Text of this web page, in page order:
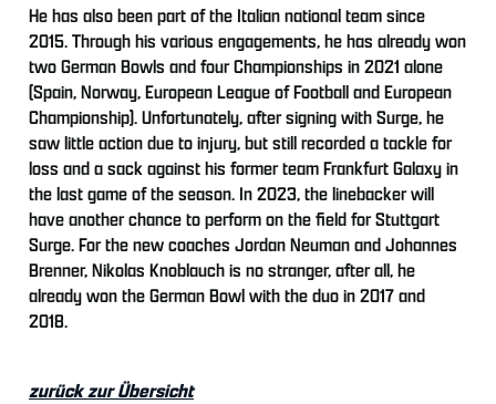
He has also been part of the Italian national team since
2015. Through his various engagements, he has already won
two German Bowls and four Championships in 2021 alone
(Spain, Norway, European League of Football and European
Championship). Unfortunately, after signing with Surge, he
saw little action due to injury, but still recorded a tackle for
loss and a sack against his former team Frankfurt Galaxy in
the last game of the season. In 2023, the linebacker will
have another chance to perform on the field for Stuttgart
Surge. For the new coaches Jordan Neuman and Johannes
Brenner, Nikolas Knoblauch is no stranger, after all, he
already won the German Bowl with the duo in 2017 and
2018.
zurück zur Übersicht